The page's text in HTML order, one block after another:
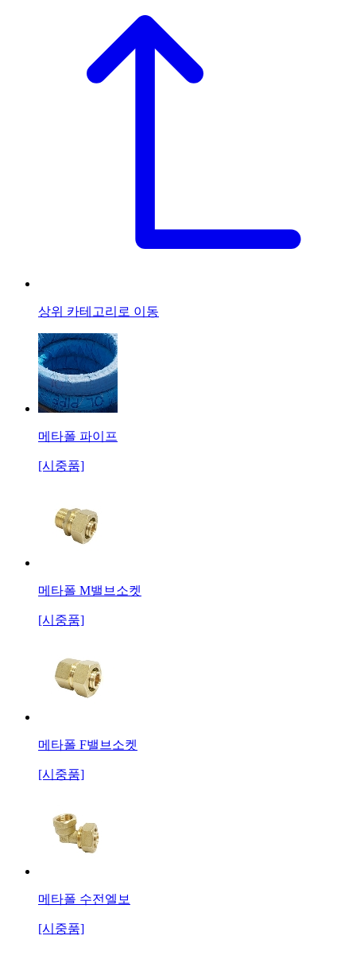
상위 카테고리로 이동
메타폴 파이프
[시중품]
메타폴 M밸브소켓
[시중품]
메타폴 F밸브소켓
[시중품]
메타폴 수전엘보
[시중품]